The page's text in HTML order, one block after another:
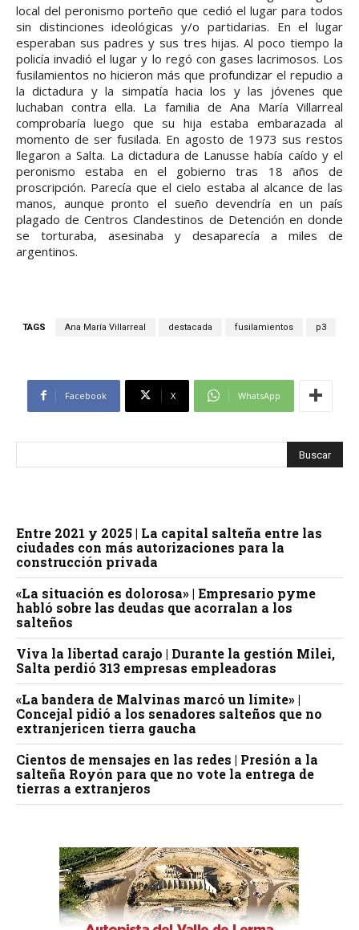
local del peronismo porteño que cedió el lugar para todos
sin distinciones ideológicas y/o partidarias. En el lugar
esperaban sus padres y sus tres hijas. Al poco tiempo la
policía invadió el lugar y lo regó con gases lacrimosos. Los
fusilamientos no hicieron más que profundizar el repudio a
la dictadura y la simpatía hacia los y las jóvenes que
luchaban contra ella. La familia de Ana María Villarreal
comprobaría luego que su hija estaba embarazada al
momento de ser fusilada. En agosto de 1973 sus restos
llegaron a Salta. La dictadura de Lanusse había caído y el
peronismo estaba en el gobierno tras 18 años de
proscripción. Parecía que el cielo estaba al alcance de las
manos, aunque pronto el sueño devendría en un país
plagado de Centros Clandestinos de Detención en donde
se torturaba, asesinaba y desaparecía a miles de
argentinos.
TAGS Ana María Villarreal destacada fusilamientos p3
Facebook X WhatsApp
Entre 2021 y 2025 | La capital salteña entre las
ciudades con más autorizaciones para la
construcción privada
«La situación es dolorosa» | Empresario pyme
habló sobre las deudas que acorralan a los
salteños
Viva la libertad carajo | Durante la gestión Milei,
Salta perdió 313 empresas empleadoras
«La bandera de Malvinas marcó un límite» |
Concejal pidió a los senadores salteños que no
extranjericen tierra gaucha
Cientos de mensajes en las redes | Presión a la
salteña Royón para que no vote la entrega de
tierras a extranjeros